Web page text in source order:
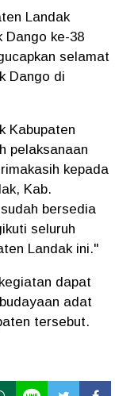
Landak
Dango ke-38
selamat
Dango di
Kabupaten
pelaksanaan
kepada
Kab.
bersedia
seluruh
Landak ini."
dapat
adat
tersebut.